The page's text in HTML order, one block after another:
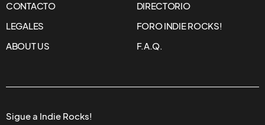
CONTACTO
DIRECTORIO
LEGALES
FORO INDIE ROCKS!
ABOUT US
F.A.Q.
Sigue a Indie Rocks!